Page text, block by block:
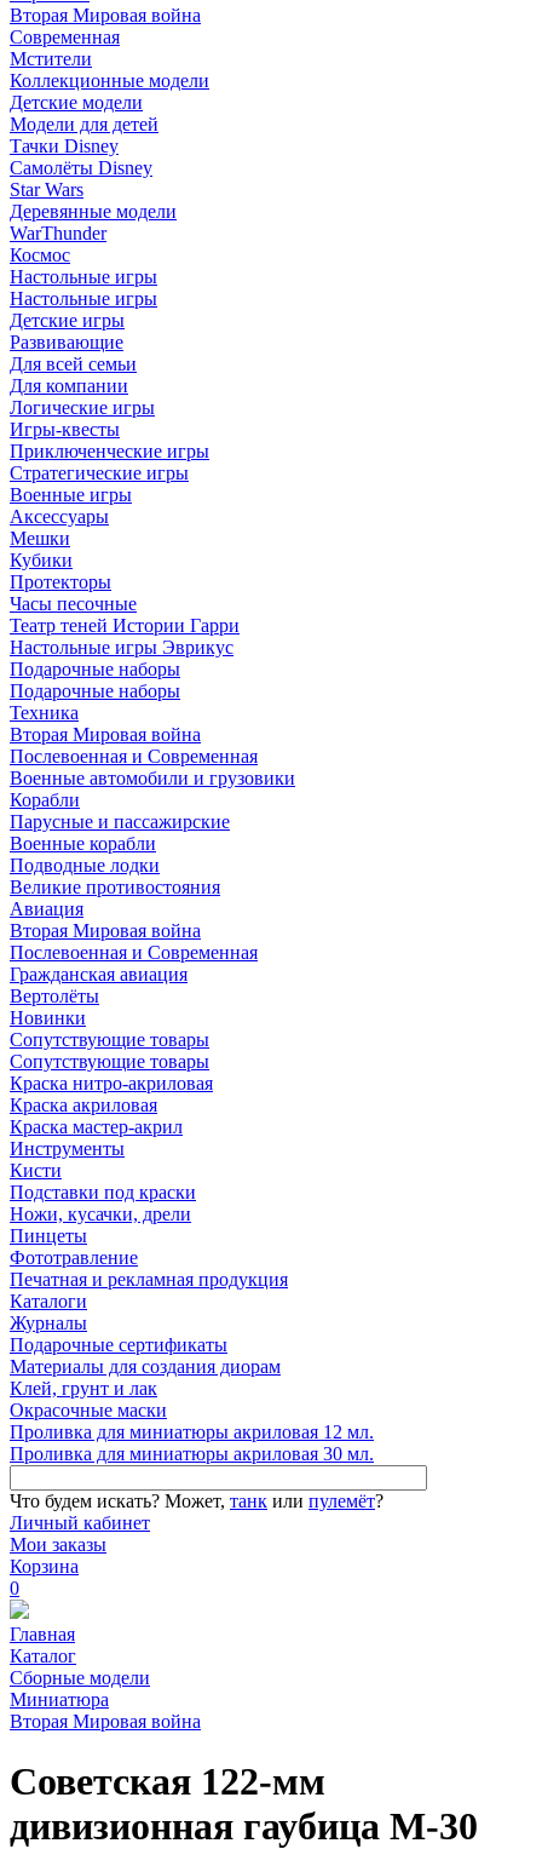
Вторая Мировая война
Современная
Мстители
Коллекционные модели
Детские модели
Модели для детей
Тачки Disney
Самолёты Disney
Star Wars
Деревянные модели
WarThunder
Космос
Настольные игры
Настольные игры
Детские игры
Развивающие
Для всей семьи
Для компании
Логические игры
Игры-квесты
Приключенческие игры
Стратегические игры
Военные игры
Аксессуары
Мешки
Кубики
Протекторы
Часы песочные
Театр теней Истории Гарри
Настольные игры Эврикус
Подарочные наборы
Подарочные наборы
Техника
Вторая Мировая война
Послевоенная и Современная
Военные автомобили и грузовики
Корабли
Парусные и пассажирские
Военные корабли
Подводные лодки
Великие противостояния
Авиация
Вторая Мировая война
Послевоенная и Современная
Гражданская авиация
Вертолёты
Новинки
Сопутствующие товары
Сопутствующие товары
Краска нитро-акриловая
Краска акриловая
Краска мастер-акрил
Инструменты
Кисти
Подставки под краски
Ножи, кусачки, дрели
Пинцеты
Фототравление
Печатная и рекламная продукция
Каталоги
Журналы
Подарочные сертификаты
Материалы для создания диорам
Клей, грунт и лак
Окрасочные маски
Проливка для миниатюры акриловая 12 мл.
Проливка для миниатюры акриловая 30 мл.
Что будем искать? Может, танк или пулемёт?
Личный кабинет
Мои заказы
Корзина
0
Главная
Каталог
Сборные модели
Миниатюра
Вторая Мировая война
Советская 122-мм
дивизионная гаубица М-30